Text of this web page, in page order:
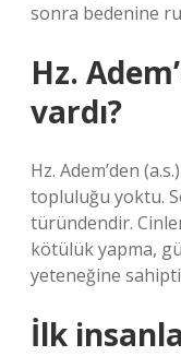
sonra bedenine
Hz.
vardı?
Hz. Adem’den
topluluğu yoktu.
türündendir.
kötülük yapma,
yeteneğine
İlk